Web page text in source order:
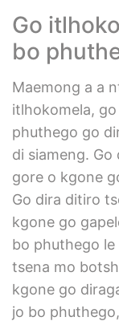
Go
bo
Maemong a a
itlhokomela,
phuthego go
di siameng.
gore o kgone
Go dira ditiro
kgone go
bo phuthego le
tsena mo
kgone go
jo bo